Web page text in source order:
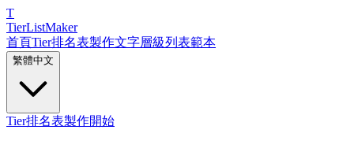
T
TierListMaker
首頁Tier排名表製作文字層級列表範本
繁體中文
Tier排名表製作開始